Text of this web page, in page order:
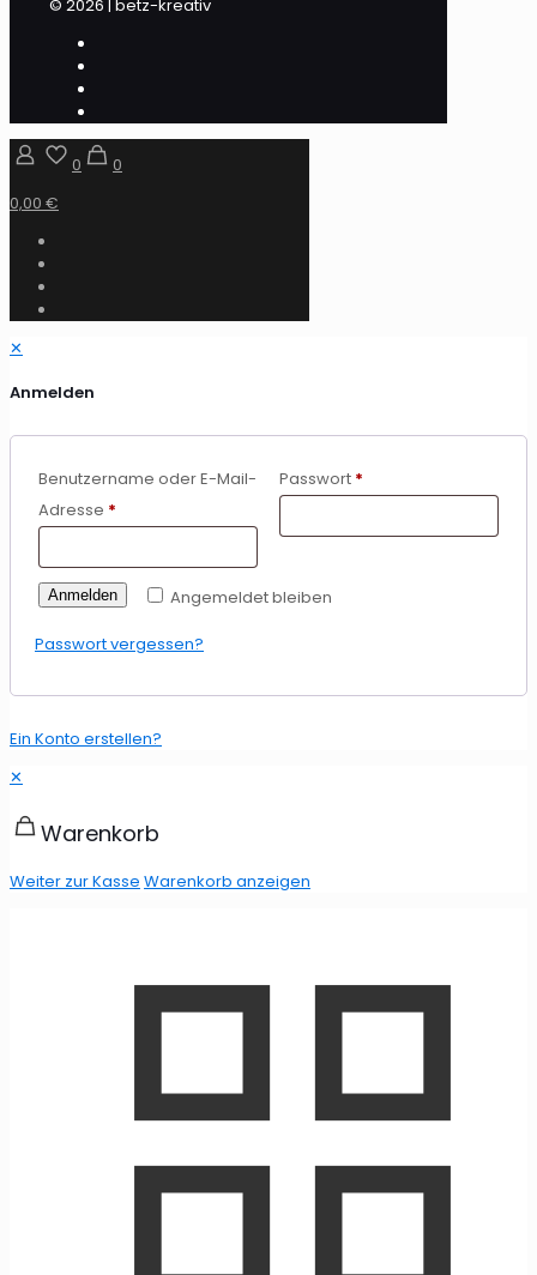
© 2026 | betz-kreativ
0
0
0,00 €
✕
Anmelden
Benutzername oder E-Mail-
Adresse *
Passwort *
Angemeldet bleiben
Anmelden
Passwort vergessen?
Ein Konto erstellen?
✕
Warenkorb
Weiter zur Kasse Warenkorb anzeigen